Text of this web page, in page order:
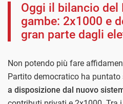
Oggi il bilancio del
gambe: 2x1000 e
gran parte dagli
Non potendo più fare
Partito democratico ha puntato
a disposizione dal nuovo